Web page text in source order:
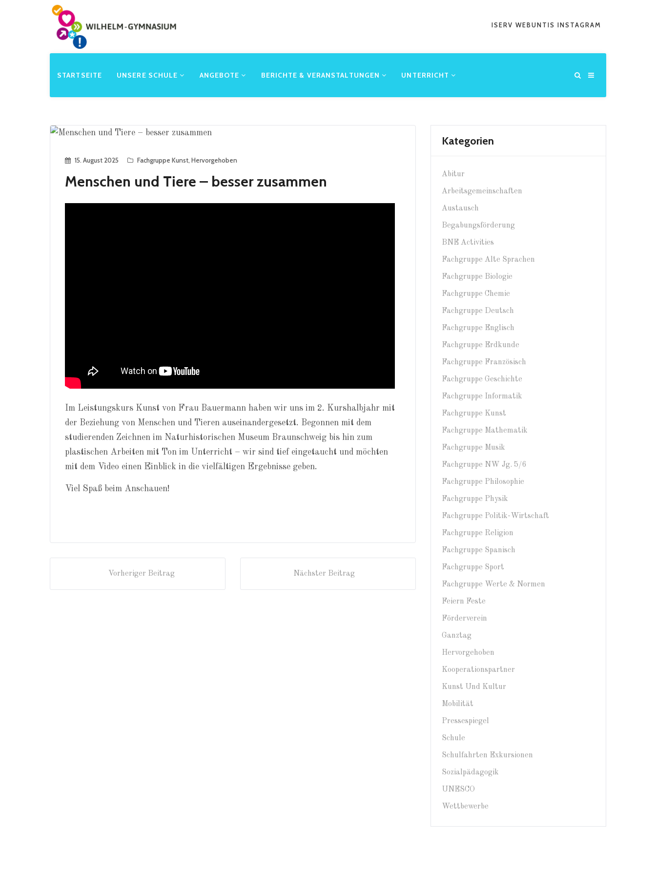
ISERV WEBUNTIS INSTAGRAM
STARTSEITE UNSERE SCHULE ANGEBOTE BERICHTE & VERANSTALTUNGEN UNTERRICHT
15. August 2025 Fachgruppe Kunst, Hervorgehoben
Menschen und Tiere – besser zusammen
Im Leistungskurs Kunst von Frau Bauermann haben wir uns im 2. Kurshalbjahr mit
der Beziehung von Menschen und Tieren auseinandergesetzt. Begonnen mit dem
studierenden Zeichnen im Naturhistorischen Museum Braunschweig bis hin zum
plastischen Arbeiten mit Ton im Unterricht – wir sind tief eingetaucht und möchten
mit dem Video einen Einblick in die vielfältigen Ergebnisse geben.
Viel Spaß beim Anschauen!
Vorheriger Beitrag Nächster Beitrag
Kategorien
Abitur
Arbeitsgemeinschaften
Austausch
Begabungsförderung
BNE Activities
Fachgruppe Alte Sprachen
Fachgruppe Biologie
Fachgruppe Chemie
Fachgruppe Deutsch
Fachgruppe Englisch
Fachgruppe Erdkunde
Fachgruppe Französisch
Fachgruppe Geschichte
Fachgruppe Informatik
Fachgruppe Kunst
Fachgruppe Mathematik
Fachgruppe Musik
Fachgruppe NW Jg. 5/6
Fachgruppe Philosophie
Fachgruppe Physik
Fachgruppe Politik-Wirtschaft
Fachgruppe Religion
Fachgruppe Spanisch
Fachgruppe Sport
Fachgruppe Werte & Normen
Feiern Feste
Förderverein
Ganztag
Hervorgehoben
Kooperationspartner
Kunst Und Kultur
Mobilität
Pressespiegel
Schule
Schulfahrten Exkursionen
Sozialpädagogik
UNESCO
Wettbewerbe